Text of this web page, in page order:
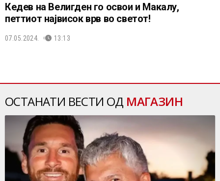
Кедев на Велигден го освои и Макалу,
петтиот највисок врв во светот!
07.05.2024. 13:13
ОСТАНАТИ ВЕСТИ ОД МАГАЗИН